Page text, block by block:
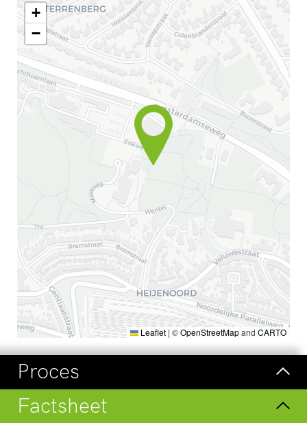
+
−
Leaflet | ©OpenStreetMapand CARTO
Proces
Factsheet